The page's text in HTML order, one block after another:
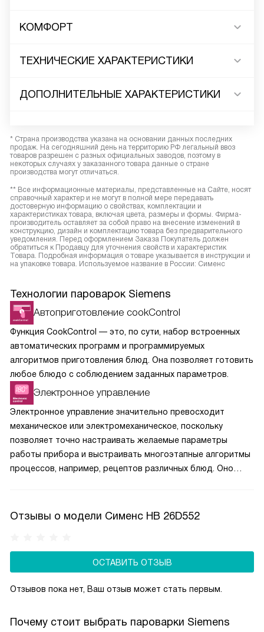
КОМФОРТ
ТЕХНИЧЕСКИЕ ХАРАКТЕРИСТИКИ
ДОПОЛНИТЕЛЬНЫЕ ХАРАКТЕРИСТИКИ
* Страна производства указана на основании данных последних
продаж. На сегодняшний день на территорию РФ легальный ввоз
товаров разрешен с разных официальных заводов, поэтому в
некоторых случаях у заказанного товара данные о стране
производства могут отличаться.
** Все информационные материалы, представленные на Сайте, носят
справочный характер и не могут в полной мере передавать
достоверную информацию о свойствах, комплектации и
характеристиках товара, включая цвета, размеры и формы. Фирма-
производитель оставляет за собой право на внесение изменений в
конструкцию, дизайн и комплектацию товара без предварительного
уведомления. Перед оформлением Заказа Покупатель должен
обратиться к Продавцу для уточнения свойств и характеристик
Товара. Подробная информация о товаре указывается в инструкции и
на упаковке товара. Используемое название в России: Сименс
Технологии пароварок Siemens
Автоприготовление cookControl
Функция CookControl — это, по сути, набор встроенных
автоматических программ и программируемых
алгоритмов приготовления блюд. Она позволяет готовить
любое блюдо с соблюдением заданных параметров.
Электронное управление
Электронное управление значительно превосходит
механическое или электромеханическое, поскольку
позволяет точно настраивать желаемые параметры
работы прибора и выстраивать многоэтапные алгоритмы
процессов, например, рецептов различных блюд. Оно
не только прикосновения, но и минимальных усилий:
кнопки надо нажимать, переключатели поворачивать
относятся дисплей, кнопки и утапливаемый поворотный
переключатель — надавите на него, что зафиксировать
Отзывы о модели Сименс HB 26D552
ОСТАВИТЬ ОТЗЫВ
Отзывов пока нет, Ваш отзыв может стать первым.
Почему стоит выбрать пароварки Siemens